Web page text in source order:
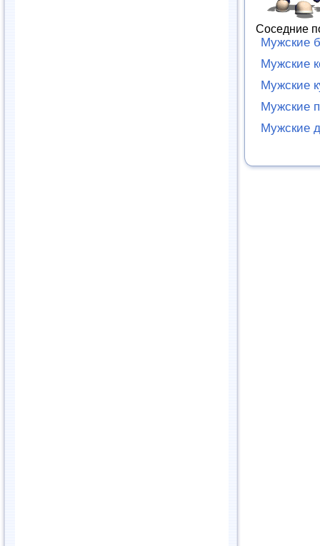
Соседние
Мужские
Мужские
Мужские
Мужские
Мужские